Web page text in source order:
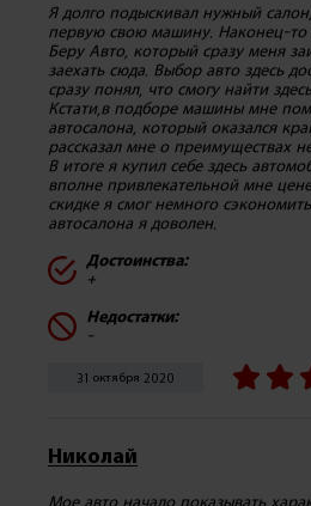
Я долго подыскивал нужный
первую свою машину. Наконец-то
Беру Авто, который сразу меня
заехать сюда. Выбор авто здесь
сразу понял, что смогу найти
Кстати,в подборе машины мне
автосалона, который оказался
рассказал мне о преимуществах
В итоге я купил себе здесь
вполне привлекательной мне
скидке я смог немного
автосалона я доволен.
Достоинства:
+
Недостатки:
-
31 октября 2020
Николай
Мое авто начало показывать